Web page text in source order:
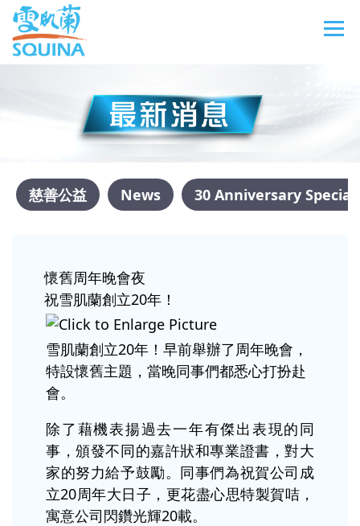
慈善公益 News 30 Anniversary
懷舊周年晚會夜
祝雪肌蘭創立20年！
雪肌蘭創立20年！早前舉辦了周年晚會，
特設懷舊主題， 當晚同事們都悉心打扮赴
會。
除了藉機表揚過去一年有傑出表現的同
事，頒發不同的嘉許狀和專業證書，對大
家的努力給予鼓勵。同事們為祝賀公司成
立20周年大日子，更花盡心思特製賀咭，
寓意公司閃鑽光輝20載。